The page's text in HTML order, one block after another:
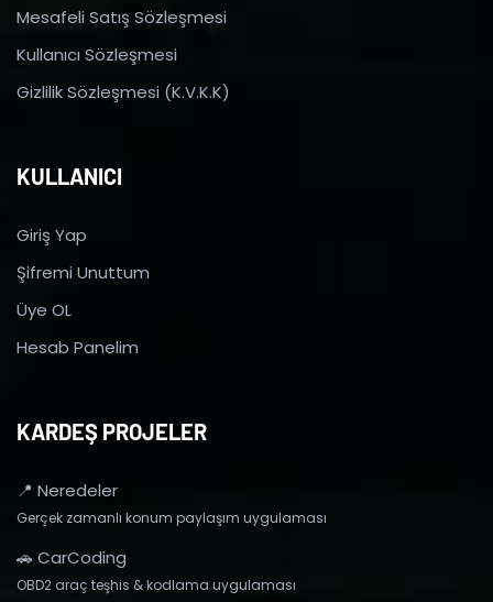
Mesafeli Satış Sözleşmesi
Kullanıcı Sözleşmesi
Gizlilik Sözleşmesi (K.V.K.K)
KULLANICI
Giriş Yap
Şifremi Unuttum
Üye OL
Hesab Panelim
KARDEŞ PROJELER
📍 Neredeler
Gerçek zamanlı konum paylaşım uygulaması
🚗 CarCoding
OBD2 araç teşhis & kodlama uygulaması